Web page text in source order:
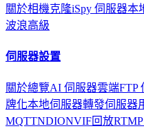
關於相機克隆iSpy 伺服器本
波浪高級
伺服器設置
關於總覽AI 伺服器雲端FTP
牌化本地伺服器轉發伺服器
MQTTNDIONVIF回放